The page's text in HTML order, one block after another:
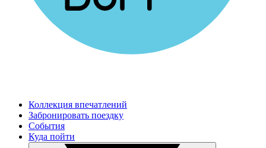
Коллекция впечатлений
Забронировать поездку
События
Куда пойти